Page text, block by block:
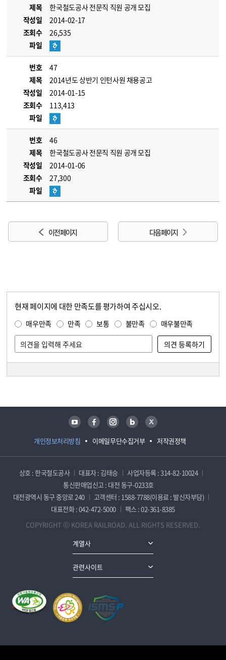
제목
한국철도공사 전문직 직원 공개 모집
작성일
2014-02-17
조회수
26,535
파일
번호
47
제목
2014년도 상반기 인턴사원 채용공고
작성일
2014-01-15
조회수
113,413
파일
번호
46
제목
한국철도공사 전문직 직원 공개 모집
작성일
2014-01-06
조회수
27,300
파일
이전 페이지 다음 페이지
현재 페이지에 대한 만족도를 평가하여 주십시오.
매우만족 만족 보통 불만족 매우불만족
개인정보처리방침 이메일무단수집거부 저작권정책
유튜브 페이스북 인스타그램 블로그 트위터
상호 : 한국철도공사 대표자 : 김태승
사업자등록 : 314-82-10024
통신판매업신고 : 대전 동구-0233호
대전광역시 동구 중앙로 240
고객센터 : 1588-7788(이용료 : 발신자부담)
대표전화 : 042-472-5000
팩스 : 02-361-8385
COPYRIGHT ⓒ KOREA RAILROAD. ALL RIGHTS RESERVED.
계열사
관련사이트